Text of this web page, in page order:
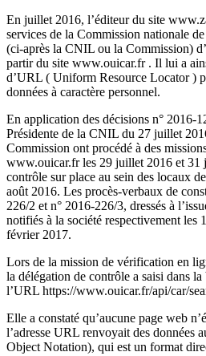
En juillet 2016, l’éditeur du site
services de la Commission nationale
(ci-après la CNIL ou la Commission)
partir du site www.ouicar.fr . Il lui a
d’URL ( Uniform Resource Locator )
données à caractère personnel.
En application des décisions n° 2016-
Présidente de la CNIL du 27 juillet
Commission ont procédé à des
www.ouicar.fr les 29 juillet 2016 et 31
contrôle sur place au sein des locaux
août 2016. Les procès-verbaux de
226/2 et n° 2016-226/3, dressés à
notifiés à la société respectivement les
février 2017.
Lors de la mission de vérification en
la délégation de contrôle a saisi dans
l’URL https://www.ouicar.fr/api/car/
Elle a constaté qu’aucune page web
l’adresse URL renvoyait des données
Object Notation), qui est un format